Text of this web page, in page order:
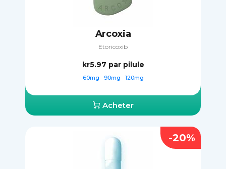
Arcoxia
Etoricoxib
kr5.97 par pilule
60mg 90mg 120mg
Acheter
-20%